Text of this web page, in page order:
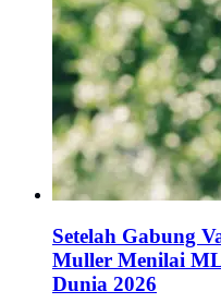
Setelah Gabung
Muller Menilai
Dunia 2026